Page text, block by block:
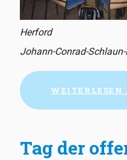
Herford
Johann-Conrad-
WEITERLESEN
Tag der